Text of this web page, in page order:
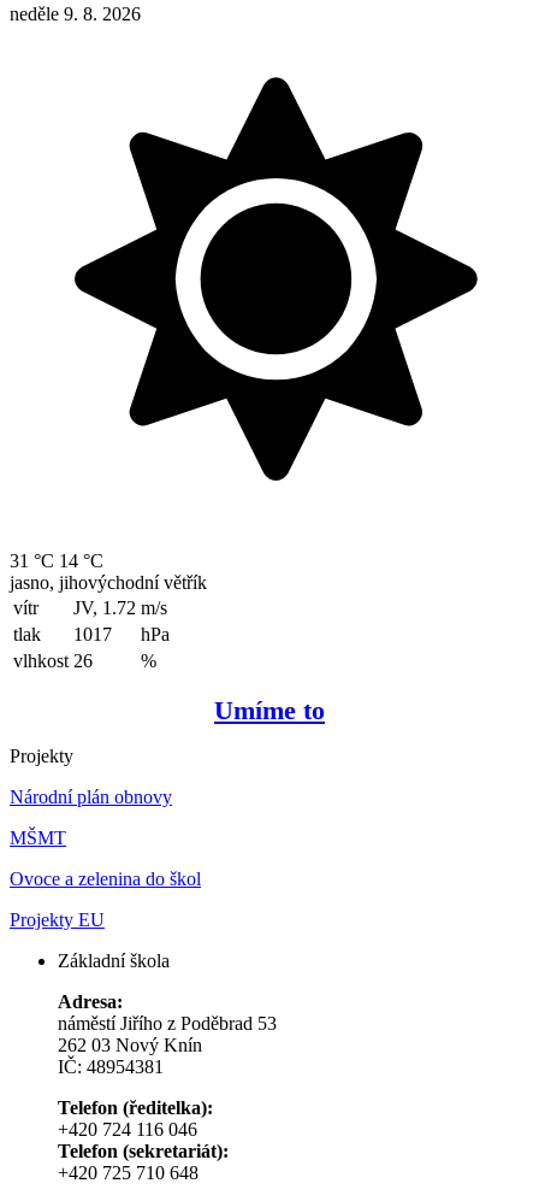
neděle 9. 8. 2026
31 °C 14 °C
jasno, jihovýchodní větřík
vítr
JV, 1.72 m/s
tlak
1017
hPa
vlhkost 26 %
Umíme to
Projekty
Národní plán obnovy
MŠMT
Ovoce a zelenina do škol
Projekty EU
Základní škola
Adresa:
náměstí Jiřího z Poděbrad 53
262 03 Nový Knín
IČ: 48954381
Telefon (ředitelka):
+420 724 116 046
Telefon (sekretariát):
+420 725 710 648